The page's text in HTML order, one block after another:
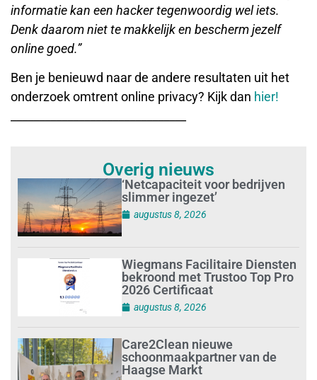
informatie kan een hacker tegenwoordig wel iets.
Denk daarom niet te makkelijk en bescherm jezelf
online goed.”
Ben je benieuwd naar de andere resultaten uit het
onderzoek omtrent online privacy? Kijk dan hier!
Overig nieuws
‘Netcapaciteit voor bedrijven
slimmer ingezet’
augustus 8, 2026
Wiegmans Facilitaire Diensten
bekroond met Trustoo Top Pro
2026 Certificaat
augustus 8, 2026
Care2Clean nieuwe
schoonmaakpartner van de
Haagse Markt